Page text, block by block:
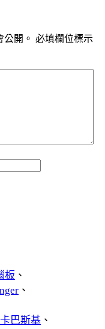
開。 必填欄位標示
板 、
、
卡巴斯基 、